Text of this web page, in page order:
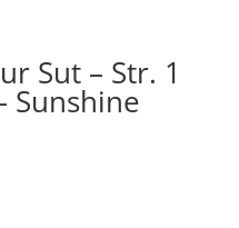
Sut – Str. 1
Sunshine